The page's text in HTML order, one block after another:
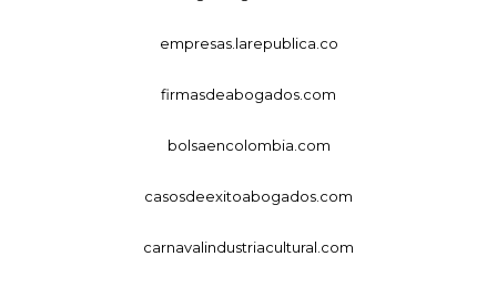
empresas.larepublica.co
firmasdeabogados.com
bolsaencolombia.com
casosdeexitoabogados.com
carnavalindustriacultural.com